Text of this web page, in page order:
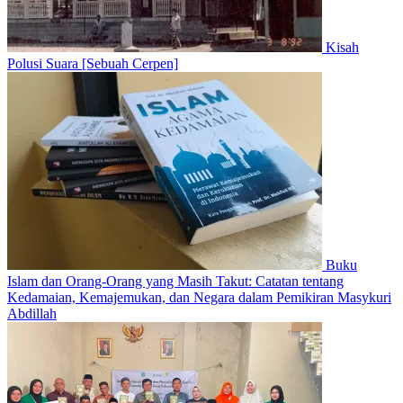
Kisah
Polusi Suara [Sebuah Cerpen]
Buku
Islam dan Orang-Orang yang Masih Takut: Catatan tentang
Kedamaian, Kemajemukan, dan Negara dalam Pemikiran Masykuri
Abdillah